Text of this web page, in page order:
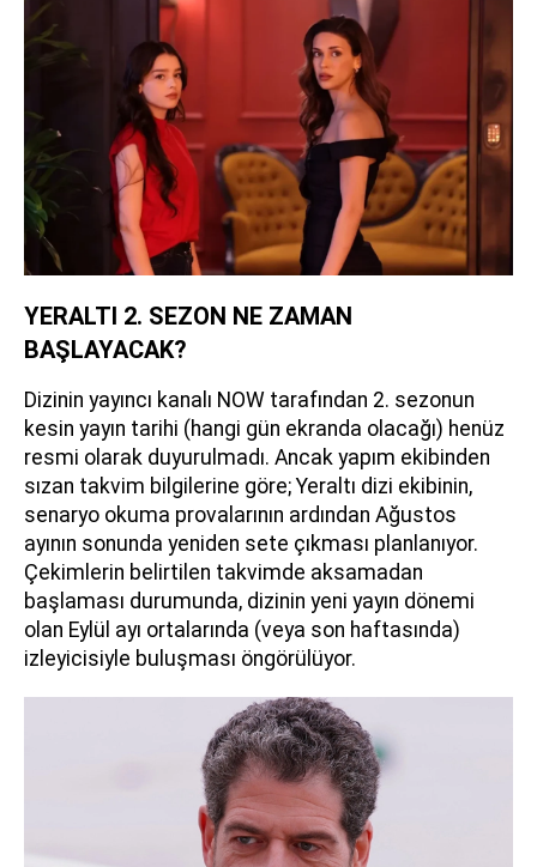
YERALTI 2. SEZON NE ZAMAN
BAŞLAYACAK?
Dizinin yayıncı kanalı NOW tarafından 2. sezonun
kesin yayın tarihi (hangi gün ekranda olacağı) henüz
resmi olarak duyurulmadı. Ancak yapım ekibinden
sızan takvim bilgilerine göre; Yeraltı dizi ekibinin,
senaryo okuma provalarının ardından Ağustos
ayının sonunda yeniden sete çıkması planlanıyor.
Çekimlerin belirtilen takvimde aksamadan
başlaması durumunda, dizinin yeni yayın dönemi
olan Eylül ayı ortalarında (veya son haftasında)
izleyicisiyle buluşması öngörülüyor.